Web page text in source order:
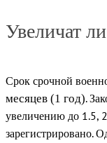
Увеличат
Срок срочной
месяцев (1 год).
увеличению до 1.5,
зарегистрировано.